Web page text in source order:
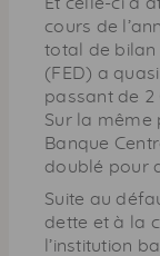
cours de
total de bilan
(FED) a
passant de 2
Sur la même
Banque
doublé pour
Suite au
dette et à la
l’institution